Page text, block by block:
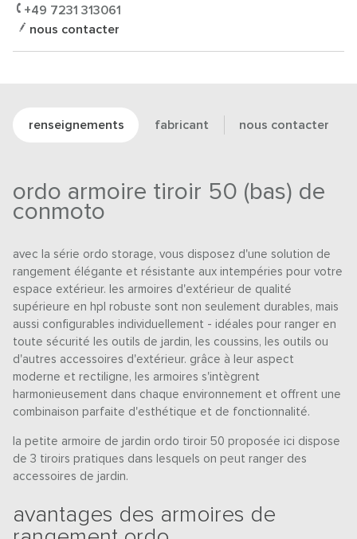
+49 7231 313061
nous contacter
renseignements fabricant nous contacter
ordo armoire tiroir 50 (bas) de
conmoto
avec la série ordo storage, vous disposez d'une solution de
rangement élégante et résistante aux intempéries pour votre
espace extérieur. les armoires d'extérieur de qualité
supérieure en hpl robuste sont non seulement durables, mais
aussi configurables individuellement - idéales pour ranger en
toute sécurité les outils de jardin, les coussins, les outils ou
d'autres accessoires d'extérieur. grâce à leur aspect
moderne et rectiligne, les armoires s'intègrent
harmonieusement dans chaque environnement et offrent une
combinaison parfaite d'esthétique et de fonctionnalité.
la petite armoire de jardin ordo tiroir 50 proposée ici dispose
de 3 tiroirs pratiques dans lesquels on peut ranger des
accessoires de jardin.
avantages des armoires de